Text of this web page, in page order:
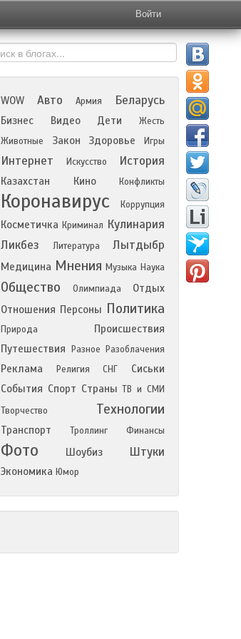
Войти
WOW Авто Армия Беларусь
Бизнес Видео Дети
Жесть
Животные
Закон Здоровье Игры
Интернет Искусство История
Казахстан Кино Конфликты
Коронавирус Коррупция
Косметичка Криминал Кулинария
Ликбез
Литература Лытдыбр
Медицина Мнения Музыка Наука
Общество Олимпиада
Отдых
Отношения Персоны Политика
Природа
Происшествия
Путешествия
Разное Разоблачения
Реклама Религия СНГ
Сиськи
События Спорт Страны ТВ и СМИ
Творчество
Технологии
Транспорт Троллинг Финансы
Фото Шоубиз Штуки
Экономика Юмор